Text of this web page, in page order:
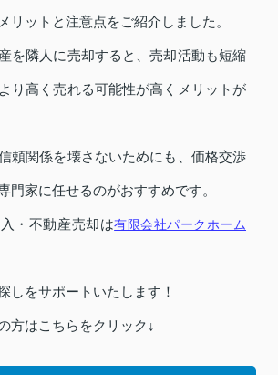
リットと注意点をご紹介しました。
を隣人に売却すると、売却活動も短縮
り高く売れる可能性が高くメリットが
頼関係を壊さないためにも、価格交渉
門家に任せるのがおすすめです。
・不動産売却は有限会社パークホーム
しをサポートいたします！
方はこちらをクリック↓